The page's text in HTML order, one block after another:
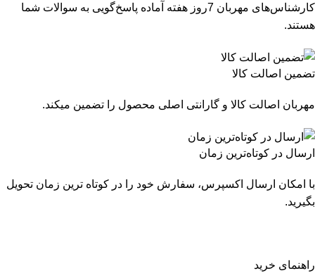
کارشناس‌های مهربان 7روز هفته آماده پاسخ‌گویی به سوالات شما
هستند.
تضمین اصالت کالا
مهربان اصالت کالا و گارانتی اصلی محصول را تضمین میکند.
ارسال در کوتاه‌ترین زمان
با امکان ارسال اکسپرس، سفارش خود را در کوتاه ترین زمان تحویل
بگیرید.
راهنمای خرید